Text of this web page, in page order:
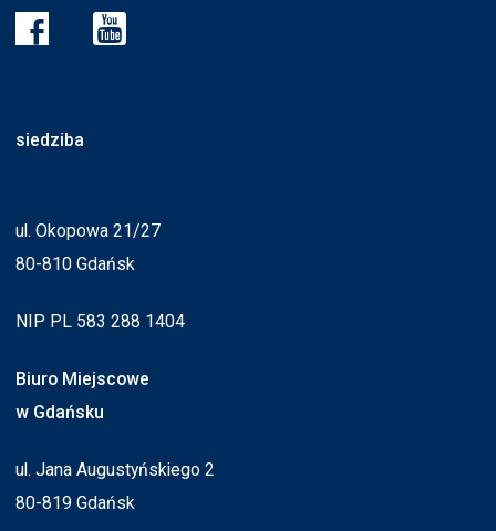
siedziba
ul. Okopowa 21/27
80-810 Gdańsk
NIP PL 583 288 1404
Biuro Miejscowe
w Gdańsku
ul. Jana Augustyńskiego 2
80-819 Gdańsk